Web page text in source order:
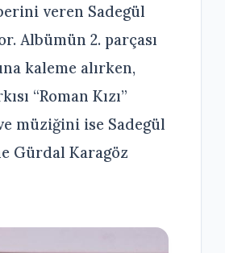
veren Sadegül
Albümün 2. parçası
kaleme alırken,
“Roman Kızı”
müziğini ise Sadegül
Gürdal Karagöz